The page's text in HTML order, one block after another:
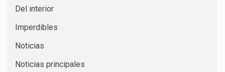
Del interior
Imperdibles
Noticias
Noticias principales